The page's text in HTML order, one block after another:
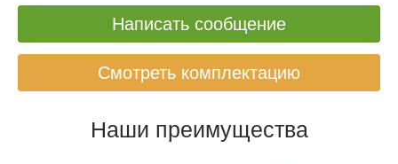
Написать сообщение
Смотреть комплектацию
Наши преимущества